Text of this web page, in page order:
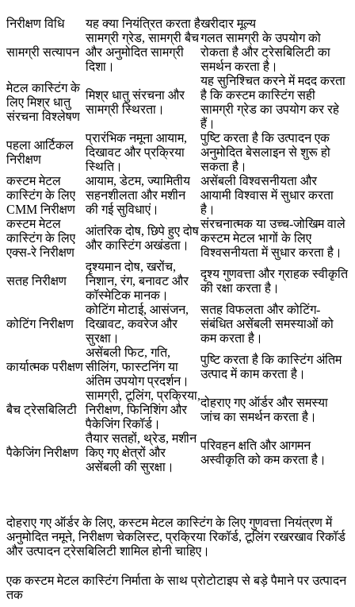
निरीक्षण विधि यह क्या नियंत्रित करता हैखरीदार मूल्य
सामग्री सत्यापन
सामग्री ग्रेड, सामग्री बैच
और अनुमोदित सामग्री
दिशा।
गलत सामग्री के उपयोग को
रोकता है और ट्रेसबिलिटी का
समर्थन करता है।
मेटल कास्टिंग के
लिए मिश्र धातु
संरचना विश्लेषण
मिश्र धातु संरचना और
सामग्री स्थिरता।
यह सुनिश्चित करने में मदद करता
है कि कस्टम कास्टिंग सही
सामग्री ग्रेड का उपयोग कर रहे
हैं।
पहला आर्टिकल
निरीक्षण
प्रारंभिक नमूना आयाम,
दिखावट और प्रक्रिया
स्थिति।
पुष्टि करता है कि उत्पादन एक
अनुमोदित बेसलाइन से शुरू हो
सकता है।
कस्टम मेटल
कास्टिंग के लिए
CMM निरीक्षण
आयाम, डेटम, ज्यामितीय
सहनशीलता और मशीन
की गई सुविधाएं।
असेंबली विश्वसनीयता और
आयामी विश्वास में सुधार करता
है।
कस्टम मेटल
कास्टिंग के लिए
एक्स-रे निरीक्षण
आंतरिक दोष, छिपे हुए दोष
और कास्टिंग अखंडता।
संरचनात्मक या उच्च-जोखिम वाले
कस्टम मेटल भागों के लिए
विश्वसनीयता में सुधार करता है।
सतह निरीक्षण
दृश्यमान दोष, खरोंच,
निशान, रंग, बनावट और
कॉस्मेटिक मानक।
दृश्य गुणवत्ता और ग्राहक स्वीकृति
की रक्षा करता है।
कोटिंग निरीक्षण
कोटिंग मोटाई, आसंजन,
दिखावट, कवरेज और
सुरक्षा।
सतह विफलता और कोटिंग-
संबंधित असेंबली समस्याओं को
कम करता है।
कार्यात्मक परीक्षण
असेंबली फिट, गति,
सीलिंग, फास्टनिंग या
अंतिम उपयोग प्रदर्शन।
पुष्टि करता है कि कास्टिंग अंतिम
उत्पाद में काम करता है।
बैच ट्रेसबिलिटी
सामग्री, टूलिंग, प्रक्रिया,
निरीक्षण, फिनिशिंग और
पैकेजिंग रिकॉर्ड।
दोहराए गए ऑर्डर और समस्या
जांच का समर्थन करता है।
पैकेजिंग निरीक्षण
तैयार सतहों, थ्रेड, मशीन
किए गए क्षेत्रों और
असेंबली की सुरक्षा।
परिवहन क्षति और आगमन
अस्वीकृति को कम करता है।
दोहराए गए ऑर्डर के लिए,कस्टम मेटल कास्टिंग के लिए गुणवत्ता नियंत्रणमें
अनुमोदित नमूने, निरीक्षण चेकलिस्ट, प्रक्रिया रिकॉर्ड, टूलिंग रखरखाव रिकॉर्ड
और उत्पादन ट्रेसबिलिटी शामिल होनी चाहिए।
एक कस्टम मेटल कास्टिंग निर्माता के साथ प्रोटोटाइप से बड़े पैमाने पर उत्पादन
तक